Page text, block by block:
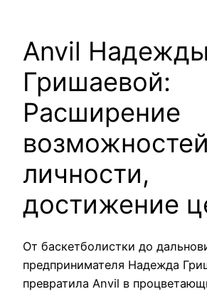
Anvil Надежды
Гришаевой:
Расширение
возможностей
личности,
достижение
От баскетболистки до
предпринимателя Надежда
превратила Anvil в